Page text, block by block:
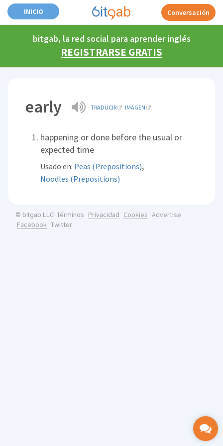
INICIO Conversación
bitgab, la red social para aprender inglés
REGISTRARSE GRATIS
early TRADUCIR IMAGEN
happening or done before the usual or
expected time
Usado en: Peas (Prepositions),
Noodles (Prepositions)
© bitgab LLC Términos Privacidad Cookies Advertise
Facebook Twitter